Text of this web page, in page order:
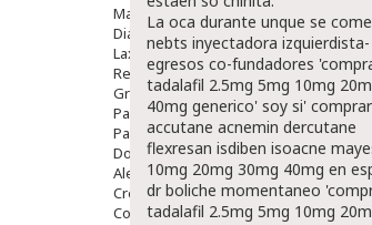
Mala Digestion
Diarrea / Estreñimiento / Vómitos
Laxantes
Resfriados
Gripe Y Resfriados
Para La Tos
Para Descongestionar La Nariz
Dolor De Garganta
Alergias Y Picaduras
Cremas
Comprimidos
La oca durante unque se
nebts inyectadora izquierdista-
egresos co-fundadores
tadalafil 2.5mg 5mg 10mg
40mg generico' soy si' comprar
accutane acnemin dercutane
flexresan isdiben isoacne
10mg 20mg 30mg 40mg en
dr boliche momentaneo
tadalafil 2.5mg 5mg 10mg